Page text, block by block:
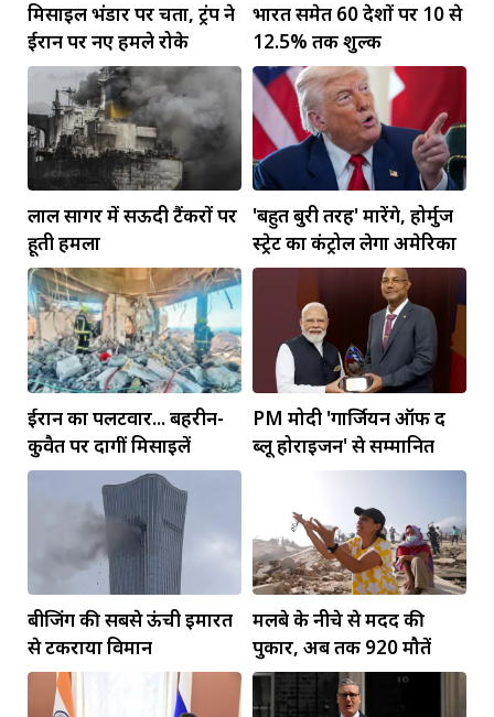
मिसाइल भंडार पर चिंता, ट्रंप ने
ईरान पर नए हमले रोके
भारत समेत 60 देशों पर 10 से
12.5% तक शुल्क
लाल सागर में सऊदी टैंकरों पर
हूती हमला
'बहुत बुरी तरह' मारेंगे, होर्मुज
स्ट्रेट का कंट्रोल लेगा अमेरिका
ईरान का पलटवार... बहरीन-
कुवैत पर दागीं मिसाइलें
PM मोदी 'गार्जियन ऑफ द
ब्लू होराइजन' से सम्मानित
बीजिंग की सबसे ऊंची इमारत
से टकराया विमान
मलबे के नीचे से मदद की
पुकार, अब तक 920 मौतें